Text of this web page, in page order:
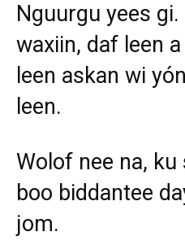
Nguurgu yees gi.
waxiin, daf leen
leen askan wi
leen.
Wolof nee na,
boo biddantee
jom.